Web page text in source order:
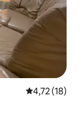
4,72 de uma
4,72 (18)